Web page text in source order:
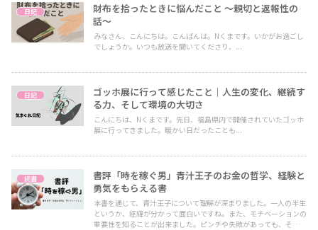
日記
財布を拾ったときに悩んだこと 〜親切と返報性の
話〜
みなさん、こんにちは。こんばんは。Nくまです。いかがお過ごし
でしょうか。いつも放送を聞いてくださり、...
日記
ゴッホ展に行って感じたこと｜人生の変化、継続す
る力、そして環境の大切さ
こんにちは、Nくまです。先日、福島県内で開催されていたゴッホ
展に行ってきました。暖かい日だったことも...
読書
書評「時を稼ぐ男」青汁王子のお金の哲学、経験と
勇気をもらえる書
本書を通じて、青汁王子について理解が深まりました。一人の半生
というか、経緯が分かって面白いですね。また、モチベーションの
重要性を知ることが出来ました。ピンチや失敗があっても、それを